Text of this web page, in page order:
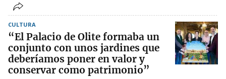
CULTURA
“El Palacio de Olite formaba un
conjunto con unos jardines que
deberíamos poner en valor y
conservar como patrimonio”